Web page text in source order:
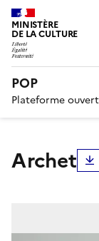
MINISTÈRE
DE LA CULTURE
POP
Plateforme
archet